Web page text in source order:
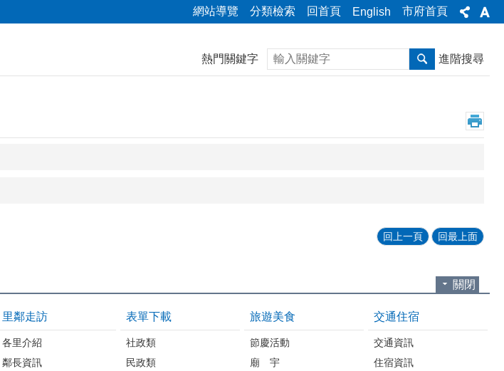
網站導覽 分類檢索 回首頁 English 市府首頁
熱門關鍵字 搜尋 進階搜尋
回上一頁 回最上面
關閉
里鄰走訪
各里介紹
鄰長資訊
表單下載
社政類
民政類
旅遊美食
節慶活動
廟 宇
交通住宿
交通資訊
住宿資訊